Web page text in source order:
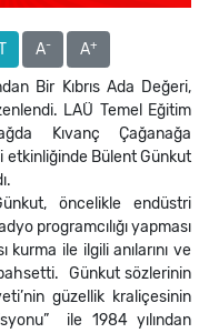
A- A+
Bir Kıbrıs Ada Değeri,
LAÜ Temel Eğitim
Kıvanç Çağanağa
Bülent Günkut
öncelikle endüstri
programcılığı yapması
ile ilgili anılarını ve
Günkut sözlerinin
güzellik kraliçesinin
ile 1984 yılından